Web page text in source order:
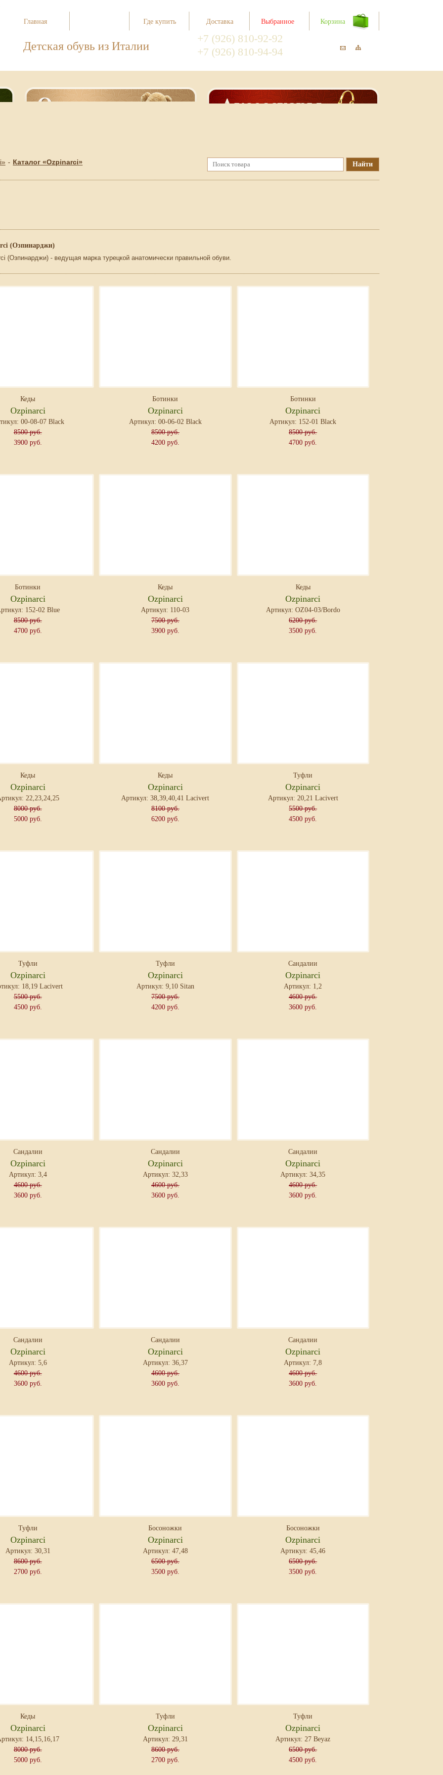
Главная Где купить Доставка Выбранное Корзина
Детская обувь из Италии
+7 (926) 810-92-92
+7 (926) 810-94-94
Каталог «Ozpinarci» Найти
(Озпинарджи)
(Озпинарджи) - ведущая марка турецкой анатомически правильной обуви.
Кеды
Ozpinarci
00-08-07 Black
8500 руб.
3900 руб.
Ботинки
Ozpinarci
Артикул: 00-06-02 Black
8500 руб.
4200 руб.
Ботинки
Ozpinarci
Артикул: 152-01 Black
8500 руб.
4700 руб.
Ботинки
Ozpinarci
152-02 Blue
8500 руб.
4700 руб.
Кеды
Ozpinarci
Артикул: 110-03
7500 руб.
3900 руб.
Кеды
Ozpinarci
Артикул: OZ04-03/Bordo
6200 руб.
3500 руб.
Кеды
Ozpinarci
22,23,24,25
8000 руб.
5000 руб.
Кеды
Ozpinarci
Артикул: 38,39,40,41 Lacivert
8100 руб.
6200 руб.
Туфли
Ozpinarci
Артикул: 20,21 Lacivert
5500 руб.
4500 руб.
Туфли
Ozpinarci
18,19 Lacivert
5500 руб.
4500 руб.
Туфли
Ozpinarci
Артикул: 9,10 Sitan
7500 руб.
4200 руб.
Сандалии
Ozpinarci
Артикул: 1,2
4600 руб.
3600 руб.
Сандалии
Ozpinarci
Артикул: 3,4
4600 руб.
3600 руб.
Сандалии
Ozpinarci
Артикул: 32,33
4600 руб.
3600 руб.
Сандалии
Ozpinarci
Артикул: 34,35
4600 руб.
3600 руб.
Сандалии
Ozpinarci
Артикул: 5,6
4600 руб.
3600 руб.
Сандалии
Ozpinarci
Артикул: 36,37
4600 руб.
3600 руб.
Сандалии
Ozpinarci
Артикул: 7,8
4600 руб.
3600 руб.
Туфли
Ozpinarci
Артикул: 30,31
8600 руб.
2700 руб.
Босоножки
Ozpinarci
Артикул: 47,48
6500 руб.
3500 руб.
Босоножки
Ozpinarci
Артикул: 45,46
6500 руб.
3500 руб.
Кеды
Ozpinarci
14,15,16,17
8000 руб.
5000 руб.
Туфли
Ozpinarci
Артикул: 29,31
8600 руб.
2700 руб.
Туфли
Ozpinarci
Артикул: 27 Beyaz
6500 руб.
4500 руб.